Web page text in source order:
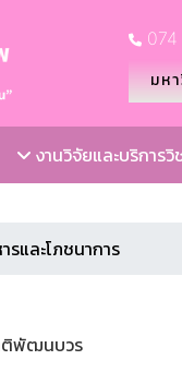
มห
งานวิจัยและบริการวิ
และโภชนาการ
ติพัฒนบวร